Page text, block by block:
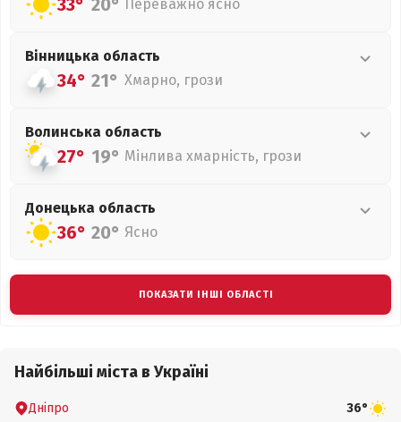
33° 20° Переважно ясно
Вінницька область
34° 21° Хмарно, грози
Волинська область
27° 19° Мінлива хмарність, грози
Донецька область
36° 20° Ясно
ПОКАЗАТИ ІНШІ ОБЛАСТІ
Найбільші міста в Україні
Дніпро 36°